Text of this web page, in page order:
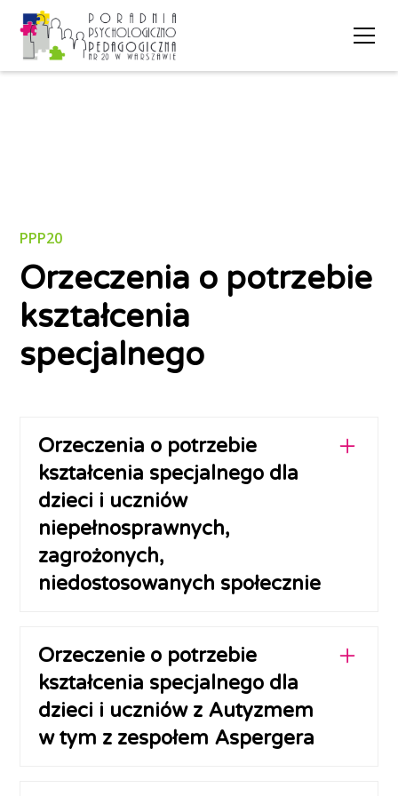
PPP20
Orzeczenia o potrzebie
kształcenia
specjalnego
Orzeczenia o potrzebie
kształcenia specjalnego dla
dzieci i uczniów
niepełnosprawnych,
zagrożonych,
niedostosowanych społecznie
wydaje się dla dzieci i uczniów
niepełnosprawnych, niedostosowanych
społecznie oraz zagrożonych
niedostosowaniem społecznym, wymagających
stosowania specjalnej organizacji nauki i metod
pracy, o których mowa w przepisach w sprawie
Orzeczenie o potrzebie
kształcenia specjalnego dla
dzieci i uczniów z Autyzmem
w tym z zespołem Aspergera